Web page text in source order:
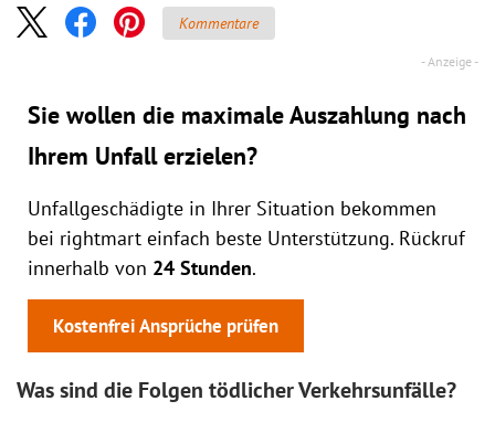
Kommentare
Sie wollen die maximale Auszahlung nach
Ihrem Unfall erzielen?
Unfallgeschädigte in Ihrer Situation bekommen
bei rightmart einfach beste Unterstützung. Rückruf
innerhalb von 24 Stunden.
Kostenfrei Ansprüche prüfen
Was sind die Folgen tödlicher Verkehrsunfälle?